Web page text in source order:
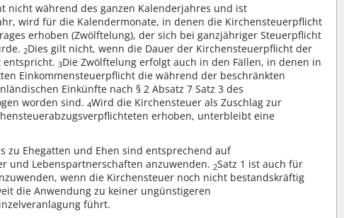
nicht während des ganzen Kalenderjahres und ist
wird für die Kalendermonate, in denen die Kirchensteuerpflicht
erhoben (Zwölftelung), der sich bei ganzjähriger Steuerpflicht
2Dies gilt nicht, wenn die Dauer der Kirchensteuerpflicht der
entspricht.3Die Zwölftelung erfolgt auch in den Fällen, in denen in
Einkommensteuerpflicht die während der beschränkten
Einkünfte nach § 2 Absatz 7 Satz 3 des
worden sind.4Wird die Kirchensteuer als Zuschlag zur
erhoben, unterbleibt eine
zu Ehegatten und Ehen sind entsprechend auf
und Lebenspartnerschaften anzuwenden. 2Satz 1 ist auch für
wenn die Kirchensteuer noch nicht bestandskräftig
die Anwendung zu keiner ungünstigeren
führt.